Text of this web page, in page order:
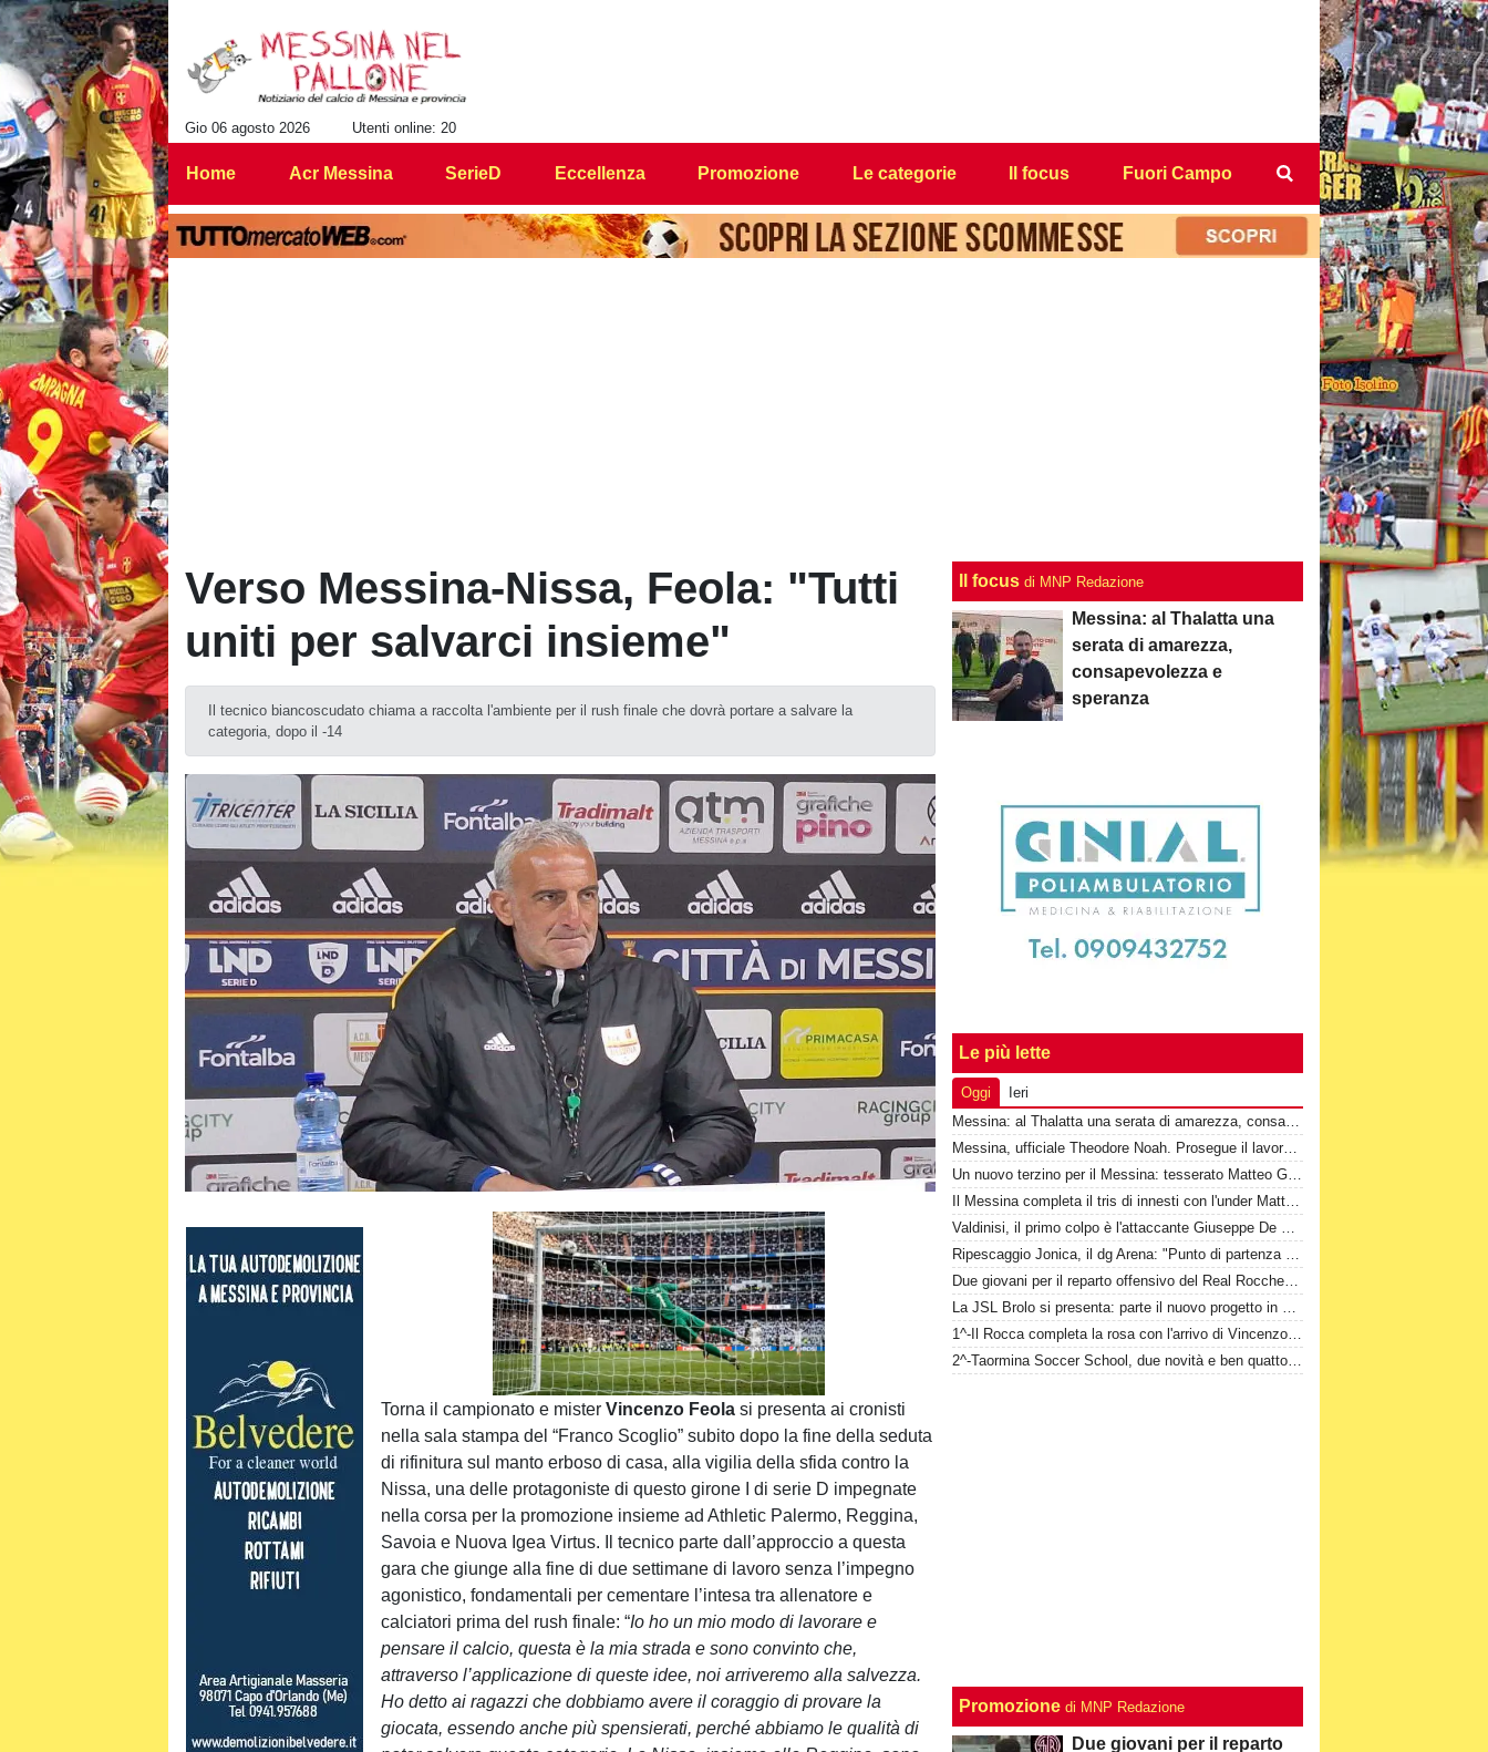
Gio 06 agosto 2026 Utenti online: 20
Home Acr Messina SerieD Eccellenza Promozione Le categorie Il focus Fuori Campo
Verso Messina-Nissa, Feola: "Tutti
uniti per salvarci insieme"
Il tecnico biancoscudato chiama a raccolta l'ambiente per il rush finale che dovrà portare a salvare la
categoria, dopo il -14
Unmute
Loaded:
100.00%
Torna il campionato e misterVincenzo Feola si presenta ai cronisti
nella sala stampa del “Franco Scoglio” subito dopo la fine della seduta
di rifinitura sul manto erboso di casa, alla vigilia della sfida contro la
Nissa, una delle protagoniste di questo girone I di serie D impegnate
nella corsa per la promozione insieme ad Athletic Palermo, Reggina,
Savoia e Nuova Igea Virtus. Il tecnico parte dall’approccio a questa
gara che giunge alla fine di due settimane di lavoro senza l’impegno
agonistico, fondamentali per cementare l’intesa tra allenatore e
calciatori prima del rush finale: “Io ho un mio modo di lavorare e
pensare il calcio, questa è la mia strada e sono convinto che,
attraverso l’applicazione di queste idee, noi arriveremo alla salvezza.
Ho detto ai ragazzi che dobbiamo avere il coraggio di provare la
giocata, essendo anche più spensierati, perché abbiamo le qualità di
Il focus di MNP Redazione
Messina: al Thalatta una
serata di amarezza,
consapevolezza e
speranza
Le più lette
Oggi
Ieri
Messina: al Thalatta una serata di amarezza, consapevolezza e speranza
Messina, ufficiale Theodore Noah. Prosegue il lavoro a Cascia
Un nuovo terzino per il Messina: tesserato Matteo Guerriero
Il Messina completa il tris di innesti con l'under Mattia Passiatore
Valdinisi, il primo colpo è l'attaccante Giuseppe De Marco
Ripescaggio Jonica, il dg Arena: "Punto di partenza di un nuovo percorso"
Due giovani per il reparto offensivo del Real Rocchenere
La JSL Brolo si presenta: parte il nuovo progetto in Promozione
1^-Il Rocca completa la rosa con l'arrivo di Vincenzo Di Marco
2^-Taormina Soccer School, due novità e ben quattordici conferme
Promozione di MNP Redazione
Due giovani per il reparto